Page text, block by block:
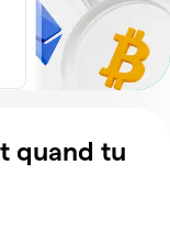
quand tu